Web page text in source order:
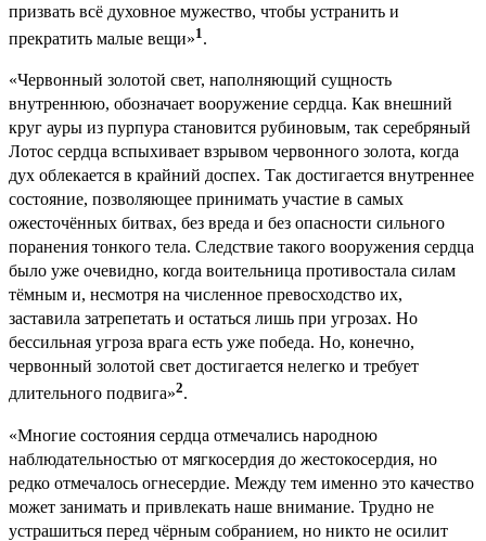
призвать всё духовное мужество, чтобы устранить и
прекратить малые вещи»1 .
«Червонный золотой свет, наполняющий сущность
внутреннюю, обозначает вооружение сердца. Как внешний
круг ауры из пурпура становится рубиновым, так серебряный
Лотос сердца вспыхивает взрывом червонного золота, когда
дух облекается в крайний доспех. Так достигается внутреннее
состояние, позволяющее принимать участие в самых
ожесточённых битвах, без вреда и без опасности сильного
поранения тонкого тела. Следствие такого вооружения сердца
было уже очевидно, когда воительница противостала силам
тёмным и, несмотря на численное превосходство их,
заставила затрепетать и остаться лишь при угрозах. Но
бессильная угроза врага есть уже победа. Но, конечно,
червонный золотой свет достигается нелегко и требует
длительного подвига»2.
«Многие состояния сердца отмечались народною
наблюдательностью от мягкосердия до жестокосердия, но
редко отмечалось огнесердие. Между тем именно это качество
может занимать и привлекать наше внимание. Трудно не
устрашиться перед чёрным собранием, но никто не осилит